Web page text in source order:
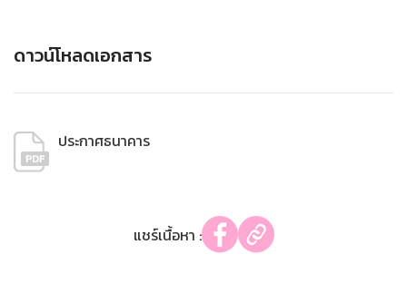
ดาวน์โหลดเอกสาร
ประกาศธนาคาร
แชร์เนื้อหา :